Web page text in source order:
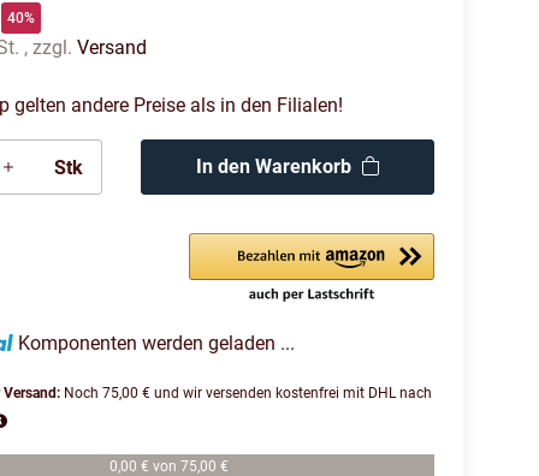
40%
, zzgl.Versand
gelten andere Preise als in den Filialen!
Stk In den Warenkorb
Komponenten werden geladen ...
Noch 75,00 € und wir versenden kostenfrei mit DHL nach
0,00 € von 75,00 €